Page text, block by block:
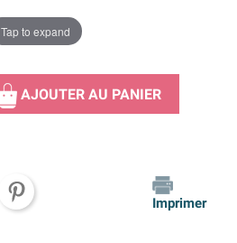
Tap to expand
AJOUTER AU PANIER
Imprimer